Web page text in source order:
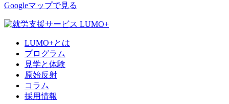
Googleマップで見る
LUMO+とは
プログラム
見学と体験
原始反射
コラム
採用情報